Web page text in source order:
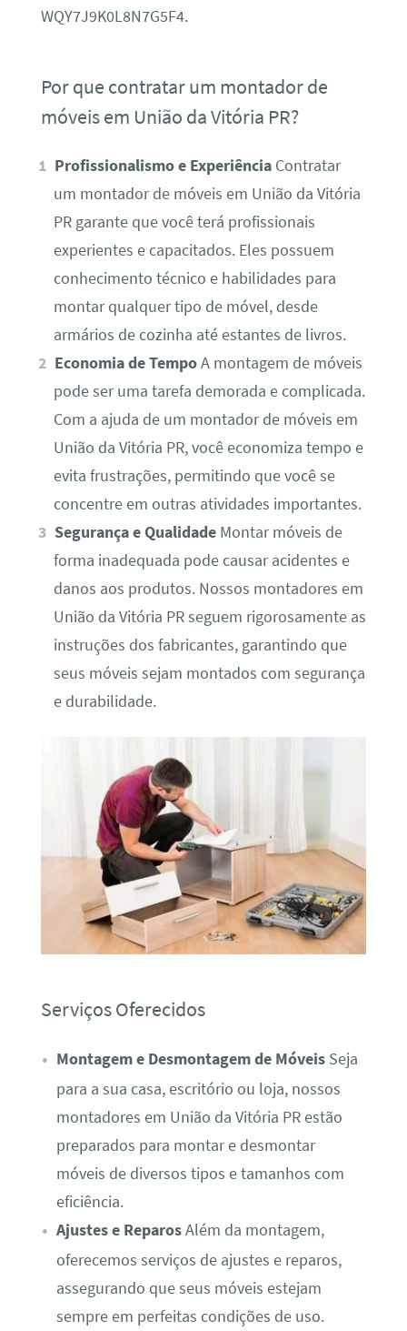
WQY7J9K0L8N7G5F4.
Por que contratar um montador de
móveis em União da Vitória PR?
Profissionalismo e Experiência Contratar
um montador de móveis em União da Vitória
PR garante que você terá profissionais
experientes e capacitados. Eles possuem
conhecimento técnico e habilidades para
montar qualquer tipo de móvel, desde
armários de cozinha até estantes de livros.
Economia de TempoA montagem de móveis
pode ser uma tarefa demorada e complicada.
Com a ajuda de um montador de móveis em
União da Vitória PR, você economiza tempo e
evita frustrações, permitindo que você se
concentre em outras atividades importantes.
Segurança e Qualidade Montar móveis de
forma inadequada pode causar acidentes e
danos aos produtos. Nossos montadores em
União da Vitória PR seguem rigorosamente as
instruções dos fabricantes, garantindo que
seus móveis sejam montados com segurança
e durabilidade.
Serviços Oferecidos
Montagem e Desmontagem de MóveisSeja
para a sua casa, escritório ou loja, nossos
montadores em União da Vitória PR estão
preparados para montar e desmontar
móveis de diversos tipos e tamanhos com
eficiência.
Ajustes e ReparosAlém da montagem,
oferecemos serviços de ajustes e reparos,
assegurando que seus móveis estejam
sempre em perfeitas condições de uso.